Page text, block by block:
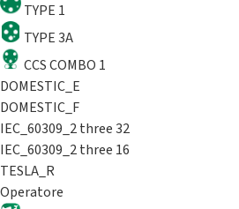
TYPE 1
TYPE 3A
CCS COMBO 1
DOMESTIC_E
DOMESTIC_F
IEC_60309_2 three 32
IEC_60309_2 three 16
TESLA_R
Operatore